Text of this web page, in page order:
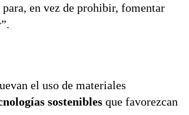
para, en vez de prohibir, fomentar
el uso de materiales
sostenibles que favorezcan